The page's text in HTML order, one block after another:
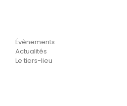
Évènements
Actualités
Le tiers-lieu